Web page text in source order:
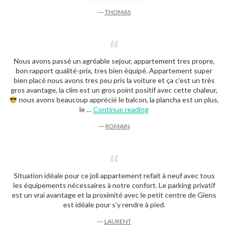
―THOMAS
Nous avons passé un agréable sejour, appartement tres propre,
bon rapport qualité-prix, tres bien équipé. Appartement super
bien placé nous avons tres peu pris la voiture et ça c’est un très
gros avantage, la clim est un gros point positif avec cette chaleur,
nous avons beaucoup apprécié le balcon, la plancha est un plus,
le …Continue reading« Romain »
― ROMAIN
Situation idéale pour ce joli appartement refait à neuf avec tous
les équipements nécessaires à notre confort. Le parking privatif
est un vrai avantage et la proximité avec le petit centre de Giens
est idéale pour s’y rendre à pied.
― LAURENT